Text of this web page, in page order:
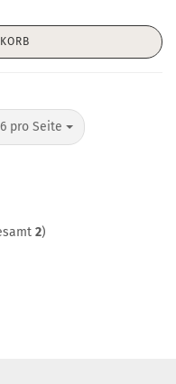
pro Seite
Seite
2)